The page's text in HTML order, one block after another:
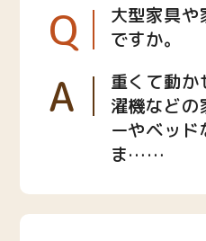
Q
大型家具
ですか。
A
重くて動か
濯機などの
ーやベッ
ま……